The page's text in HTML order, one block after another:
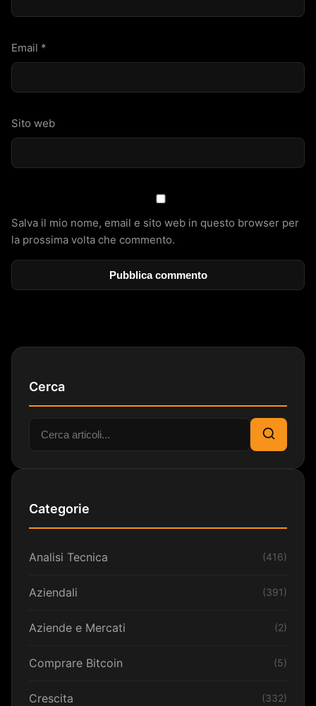
Email *
Sito web
Salva il mio nome, email e sito web in questo browser per
la prossima volta che commento.
Cerca
Cerca:
Cerca
Categorie
Analisi Tecnica (416)
Aziendali (391)
Aziende e Mercati (2)
Comprare Bitcoin (5)
Crescita (332)